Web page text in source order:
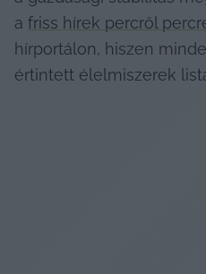
a friss hírek percről
hírportálon, hiszen
értintett élelmiszerek